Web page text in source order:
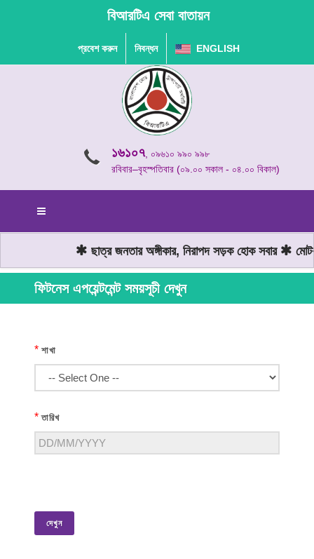
বিআরটিএ সেবা বাতায়ন
প্রবেশ করুন নিবন্ধন ENGLISH
১৬১০৭, ০৯৬১০ ৯৯০ ৯৯৮
রবিবার–বৃহস্পতিবার (০৯.০০ সকাল - ০৪.০০ বিকাল)
ছাত্র জনতার অঙ্গীকার, নিরাপদ সড়ক হোক সবার
ফিটনেস এপয়েন্টমেন্ট সময়সূচী দেখুন
* শাখা
* তারিখ
দেখুন